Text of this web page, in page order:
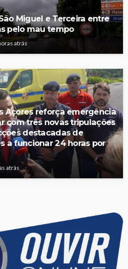
Miguel e Terceira entre
pelo mau tempo
atrás
Açores reforça emergência
com três novas tripulações
destacadas de
a funcionar 24 horas por
atrás